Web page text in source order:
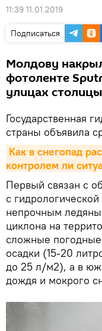
11:39 11.01.2019
Подписаться
Молдову
фотоленте
улицах
Государственная
страны объявила
Как в снегопад
контролем ли
Первый связан с
с
непрочным
циклона на
сложные
осадки (15-20
до 25 л/м2), а в
дождя и мокрого